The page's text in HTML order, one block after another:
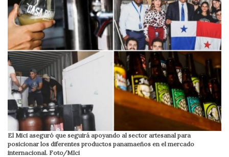
El Mici aseguró que seguirá apoyando al sector artesanal para
posicionar los diferentes productos panamaeños en el mercado
internacional. Foto/MIci